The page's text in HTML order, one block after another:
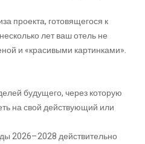
проекта, готовящегося к
лет ваш отель не
и «красивыми картинками».
будущего, через которую
на свой действующий или
2026–2028 действительно